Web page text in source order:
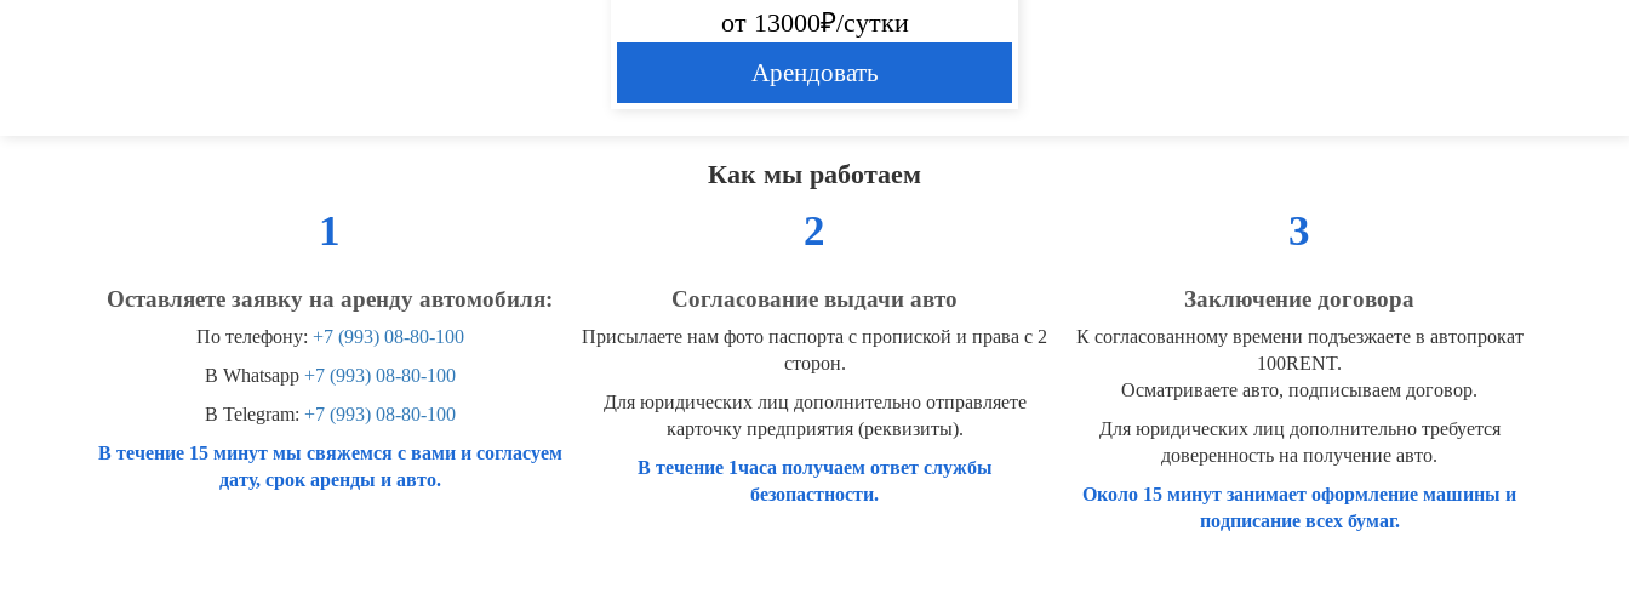
от 13000₽/сутки
Арендовать
Как мы работаем
1
Оставляете заявку на аренду автомобиля:
По телефону: +7 (993) 08-80-100
В Whatsapp +7 (993) 08-80-100
В Telegram: +7 (993) 08-80-100
В течение 15 минут мы свяжемся с вами и согласуем
дату, срок аренды и авто.
2
Согласование выдачи авто
Присылаете нам фото паспорта с пропиской и права с 2
сторон.
Для юридических лиц дополнительно отправляете
карточку предприятия (реквизиты).
В течение 1часа получаем ответ службы
безопастности.
3
Заключение договора
К согласованному времени подъезжаете в автопрокат
100RENT.
Осматриваете авто, подписываем договор.
Для юридических лиц дополнительно требуется
доверенность на получение авто.
Около 15 минут занимает оформление машины и
подписание всех бумаг.